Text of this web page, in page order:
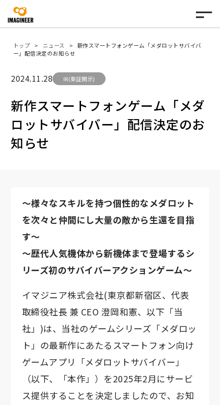
トップ ニュース
新作スマートフォンゲーム「メダロットサバイバ
ー」配信決定のお知らせ
2024.11.28 IR(東証開示)
新作スマートフォンゲーム「メダ
ロットサバイバー」配信決定のお
知らせ
～様々なスキルを持つ個性的なメダロット
を次々と仲間にし大量の敵から生還を目指
す～
～歴代人気機体から新機体まで登場するシ
リーズ初のサバイバーアクションゲーム～
イマジニア株式会社(東京都新宿区、代表
取締役社長 兼 CEO 澄岡和憲、以下「当
社」)は、当社のゲームシリーズ「メダロッ
ト」の最新作にあたるスマートフォン向け
ゲームアプリ「メダロットサバイバー」
（以下、「本作」）を2025年2月にサービ
ス提供することを決定しましたので、お知